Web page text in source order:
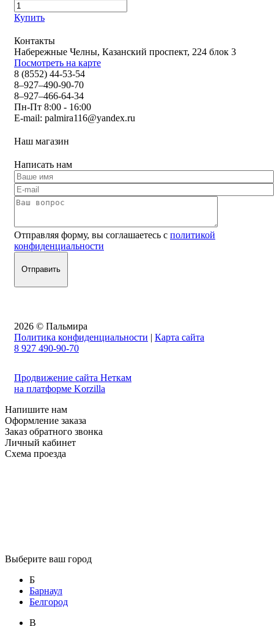
Купить
Контакты
Набережные Челны, Казанский проспект, 224 блок 3
Посмотреть на карте
8 (8552) 44-53-54
8–927–490-90-70
8–927–466-64-34
Пн-Пт 8:00 - 16:00
E-mail: palmira116@yandex.ru
Наш магазин
Написать нам
Отправляя форму, вы соглашаетесь с политикой
конфиденциальности
2026 © Пальмира
Политика конфиденциальности | Карта сайта
8 927 490-90-70
Продвижение сайта Неткам
на платформе Korzilla
Напишите нам
Оформление заказа
Заказ обратного звонка
Личный кабинет
Схема проезда
Выберите ваш город
Б
Барнаул
Белгород
В